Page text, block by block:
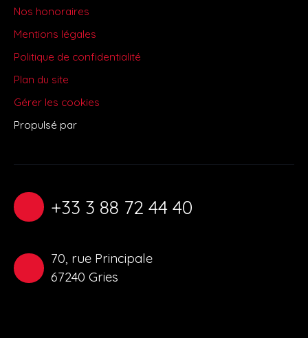
Nos honoraires
Mentions légales
Politique de confidentialité
Plan du site
Gérer les cookies
Propulsé par
+33 3 88 72 44 40
70, rue Principale
67240 Gries